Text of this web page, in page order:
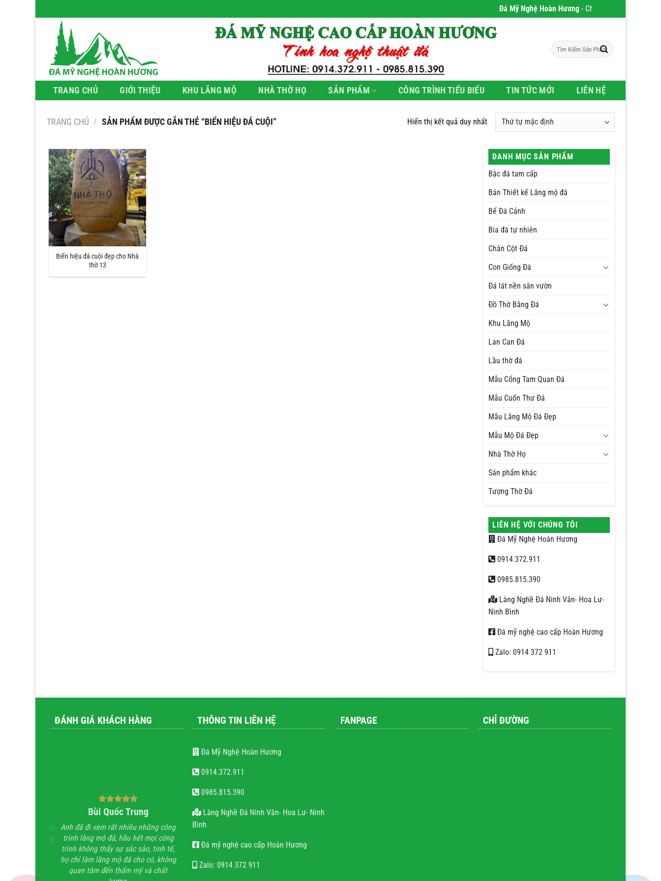
qua
Đá Mỹ Nghệ Hoàn Hương- Chúng tôi chuyên phân
Tìm
kiếm:
TRANG CHỦ GIỚI THIỆU KHU LĂNG MỘ NHÀ THỜ HỌ SẢN PHẨM CÔNG TRÌNH TIỂU BIỂU TIN TỨC MỚI LIÊN HỆ
TRANG CHỦ / SẢN PHẨM ĐƯỢC GẮN THẺ “BIỂN HIỆU ĐÁ CUỘI” Hiển thị kết quả duy nhất
Biển hiệu đá cuội đẹp cho Nhà
thờ 13
DANH MỤC SẢN PHẨM
Bậc đá tam cấp
Bản Thiết kế Lăng mộ đá
Bể Đá Cảnh
Bia đá tự nhiên
Chân Cột Đá
Con Giống Đá
Đá lát nền sân vườn
Đồ Thờ Bằng Đá
Khu Lăng Mộ
Lan Can Đá
Lầu thờ đá
Mẫu Cổng Tam Quan Đá
Mẫu Cuốn Thư Đá
Mẫu Lăng Mộ Đá Đẹp
Mẫu Mộ Đá Đẹp
Nhà Thờ Họ
Sản phẩm khác
Tượng Thờ Đá
LIÊN HỆ VỚI CHÚNG TÔI
Đá Mỹ Nghệ Hoàn Hương
0914.372.911
0985.815.390
Làng Nghề Đá Ninh Vân- Hoa Lư-
Ninh Bình
Đá mỹ nghệ cao cấp Hoàn Hương
Zalo: 0914 372 911
ĐÁNH GIÁ KHÁCH HÀNG
em rất đẹp, Thợ
chất lượng
Bùi Quốc Trung
Anh đã đi xem rất nhiều những công
trình lăng mộ đá, hầu hết mọi công
trình không thấy sự sắc sảo, tinh tế,
họ chỉ làm lăng mộ đá cho có, không
quan tâm đến thẩm mỹ và chất
nguyễn văn trọng
Với cái tâm và sự tài hoa của người
việc về đích đúng hẹn, chất lượng, uy
tín.
THÔNG TIN LIÊN HỆ
Đá Mỹ Nghệ Hoàn Hương
0914.372.911
0985.815.390
Làng Nghề Đá Ninh Vân- Hoa Lư- Ninh
Bình
Đá mỹ nghệ cao cấp Hoàn Hương
Zalo: 0914 372 911
FANPAGE CHỈ ĐƯỜNG